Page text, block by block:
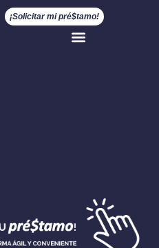
¡Solicitar mi pré$tamo!